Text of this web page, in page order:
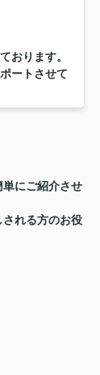
おります。
ートさせて
にご紹介させ
れる方のお役